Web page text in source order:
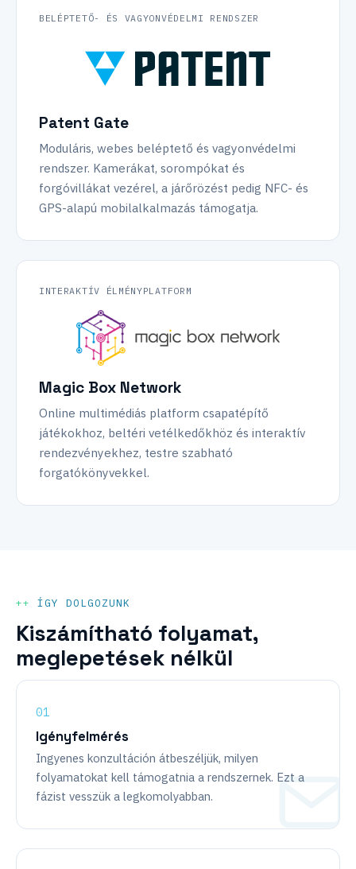
BELÉPTETŐ- ÉS VAGYONVÉDELMI RENDSZER
Patent Gate
Moduláris, webes beléptető és vagyonvédelmi
rendszer. Kamerákat, sorompókat és
forgóvillákat vezérel, a járőrözést pedig NFC- és
GPS-alapú mobilalkalmazás támogatja.
INTERAKTÍV ÉLMÉNYPLATFORM
Magic Box Network
Online multimédiás platform csapatépítő
játékokhoz, beltéri vetélkedőkhöz és interaktív
rendezvényekhez, testre szabható
forgatókönyvekkel.
ÍGY DOLGOZUNK
Kiszámítható folyamat,
meglepetések nélkül
Igényfelmérés
Ingyenes konzultáción átbeszéljük, milyen
folyamatokat kell támogatnia a rendszernek. Ezt a
fázist vesszük a legkomolyabban.